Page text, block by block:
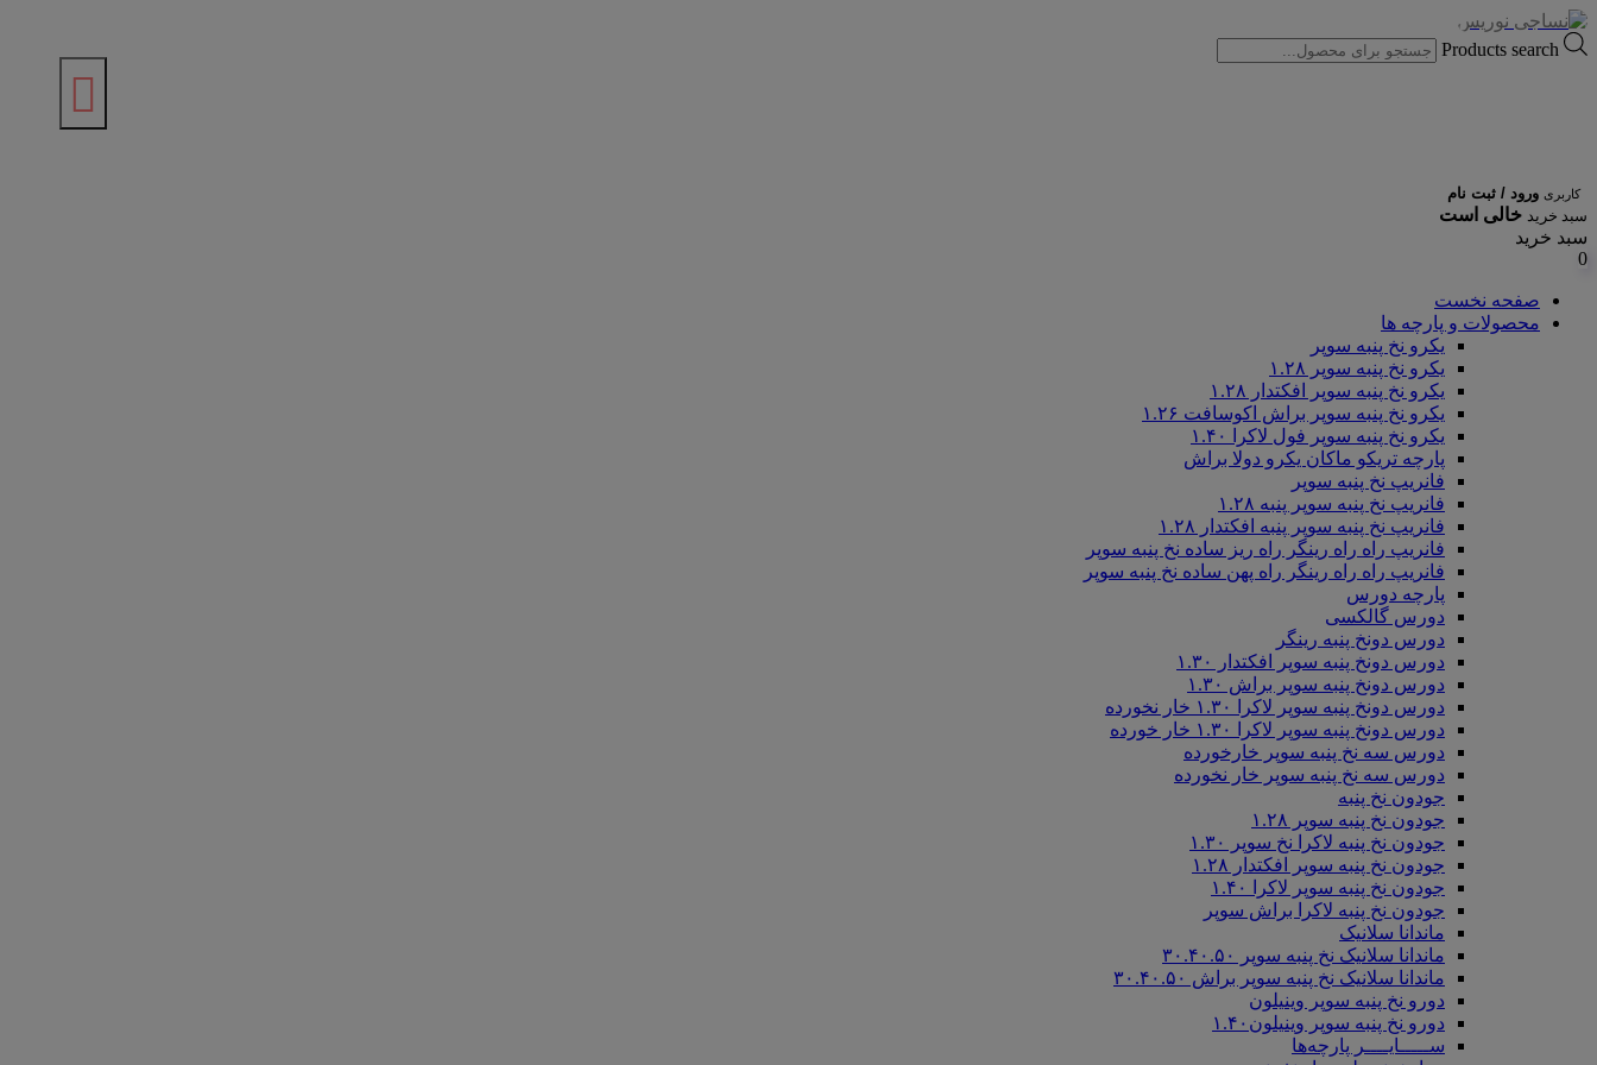
Products search
کاربری ورود / ثبت نام
سبد خرید خالی است
سبد خرید
0
صفحه نخست
محصولات و پارچه ها
یکرو نخ پنبه سوپر
یکرو نخ پنبه سوپر ۱.۲۸
یکرو نخ پنبه سوپر افکتدار ۱.۲۸
یکرو نخ پنبه سوپر براش اکوسافت ۱.۲۶
یکرو نخ پنبه سوپر فول لاکرا ۱.۴۰
پارچه تریکو ماکان یکرو دولا براش
فانریپ نخ پنبه سوپر
فانریپ نخ پنبه سوپر پنبه ۱.۲۸
فانریپ نخ پنبه سوپر پنبه افکتدار ۱.۲۸
فانریپ راه راه رینگر راه ریز ساده نخ پنبه سوپر
فانریپ راه راه رینگر راه پهن ساده نخ پنبه سوپر
پارچه دورس
دورس گالکسی
دورس دونخ پنبه رینگر
دورس دونخ پنبه سوپر افکتدار ۱.۳۰
دورس دونخ پنبه سوپر براش ۱.۳۰
دورس دونخ پنبه سوپر لاکرا ۱.۳۰ خار نخورده
دورس دونخ پنبه سوپر لاکرا ۱.۳۰ خار خورده
دورس سه نخ پنبه سوپر خارخورده
دورس سه نخ پنبه سوپر خار نخورده
جودون نخ پنبه
جودون نخ پنبه سوپر ۱.۲۸
جودون نخ پنبه لاکرا نخ سوپر ۱.۳۰
جودون نخ پنبه سوپر افکتدار ۱.۲۸
جودون نخ پنبه سوپر لاکرا ۱.۴۰
جودون نخ پنبه لاکرا براش سوپر
ماندانا سلانیک
ماندانا سلانیک نخ پنبه سوپر ۳۰.۴۰.۵۰
ماندانا سلانیک نخ پنبه سوپر براش ۳۰.۴۰.۵۰
دورو نخ پنبه سوپر وینیلون
دورو نخ پنبه سوپر وینیلون۱.۴۰
ســـــایــــر پارچه‌ها